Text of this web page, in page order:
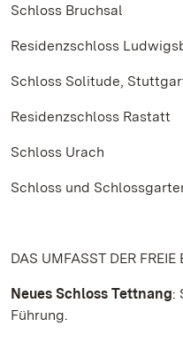
Schloss Bruchsal
Residenzschloss
Schloss Solitude,
Residenzschloss Rastatt
Schloss Urach
Schloss und
DAS UMFASST DER FREIE
Neues Schloss Tettnang:
Führung.